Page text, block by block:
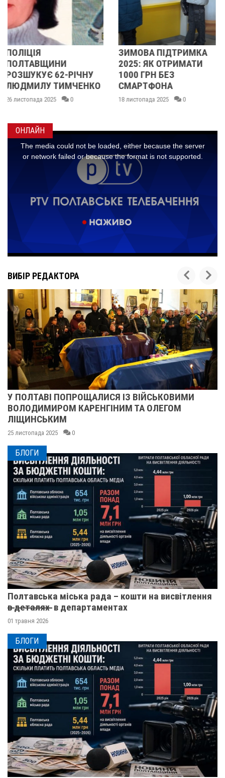
ЗИМОВА ПІДТРИМКА
2025: ЯК ОТРИМАТИ
1000 ГРН БЕЗ
СМАРТФОНА
18 листопада 2025
СТАРТУВАЛА
ПІДТРИМКА":
МОЖУТЬ ПОДАВАТИ
ЗАЯВКИ У ДІЇ НА
ОТРИМАННЯ 1000
ОНЛАЙН
ВИБІР РЕДАКТОРА
У ПОЛТАВІ ПОПРОЩАЛИСЯ ІЗ ВІЙСЬКОВИМИ
ВОЛОДИМИРОМ КАРЕНГІНИМ ТА ОЛЕГОМ
ЛІЩИНСЬКИМ
25 листопада 2025 0
БЛОГИ
Полтавська міська рада – кошти на висвітлення
в̶ ̶д̶е̶т̶а̶л̶я̶х̶ ̶ в департаментах
01 травня 2026
БЛОГИ